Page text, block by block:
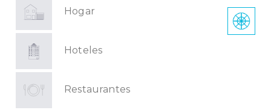
Hogar
Hoteles
Restaurantes